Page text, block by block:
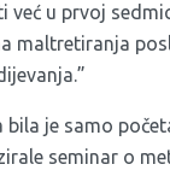
već u prvoj
maltretiranja
bila je samo
seminar o